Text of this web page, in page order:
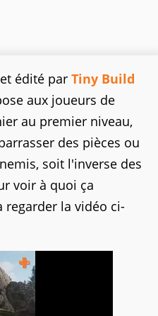
et édité par Tiny Build
aux joueurs de
au premier niveau,
des pièces ou
soit l'inverse des
voir à quoi ça
regarder la vidéo ci-